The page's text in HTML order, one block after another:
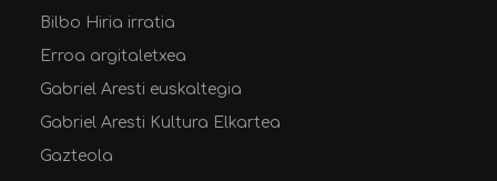
Bilbo Hiria irratia
Erroa argitaletxea
Gabriel Aresti euskaltegia
Gabriel Aresti Kultura Elkartea
Gazteola